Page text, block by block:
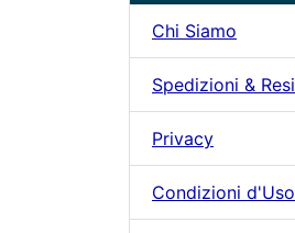
Chi Siamo
Spedizioni & Resi
Privacy
Condizioni d'Uso